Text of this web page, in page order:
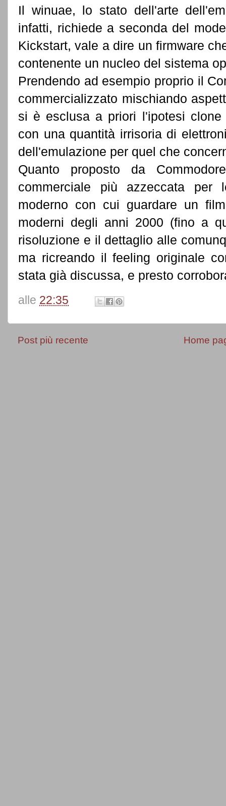
Il winuae, lo stato dell'arte
infatti, richiede a seconda del
Kickstart, vale a dire un firmware
contenente un nucleo del sistema
Prendendo ad esempio proprio il
commercializzato mischiando
si è esclusa a priori l'ipotesi clone
con una quantità irrisoria di
dell'emulazione per quel che
Quanto proposto da
commerciale più azzeccata per
moderno con cui guardare un
moderni degli anni 2000 (fino a
risoluzione e il dettaglio alle
ma ricreando il feeling originale
stata già discussa, e presto
alle 22:35
Post più recente Home